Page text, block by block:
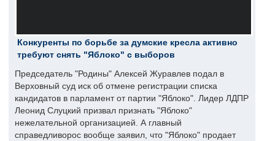
Конкуренты по борьбе за думские кресла активно
требуют снять "Яблоко" с выборов
Председатель "Родины" Алексей Журавлев подал в
Верховный суд иск об отмене регистрации списка
кандидатов в парламент от партии "Яблоко". Лидер ЛДПР
Леонид Слуцкий призвал признать "Яблоко"
нежелательной организацией. А главный
справедливорос вообще заявил, что "Яблоко" продает